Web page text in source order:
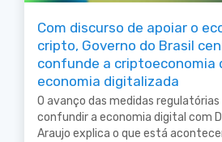
Com discurso de apoiar o
cripto, Governo do Brasil
confunde a criptoeconomia
economia digitalizada
O avanço das medidas regulatórias
confundir a economia digital com
Araujo explica o que está